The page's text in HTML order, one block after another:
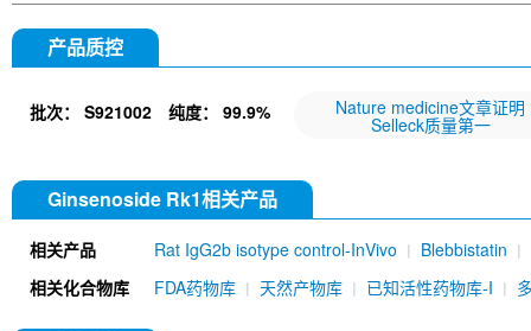
产品质控
批次： S921002 纯度： 99.9% Nature medicine文章证明
Selleck质量第一
Ginsenoside Rk1相关产品
相关产品 Rat IgG2b isotype control-InVivo
Blebbistatin
MU)
Rat IgG1 isotype control-InVivo
相关化合物库 FDA药物库 天然产物库 已知活性药物库-I